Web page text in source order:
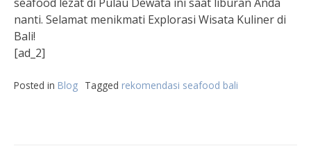
nanti. Selamat menikmati Explorasi Wisata Kuliner di
Bali!
[ad_2]
Posted in Blog Tagged rekomendasi seafood bali